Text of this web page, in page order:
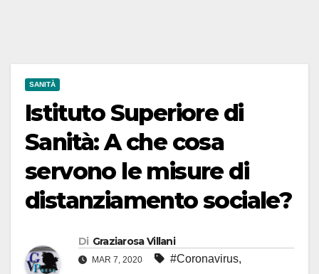
SANITÀ
Istituto Superiore di
Sanità: A che cosa
servono le misure di
distanziamento sociale?
Di Graziarosa Villani
MAR 7, 2020 #Coronavirus,